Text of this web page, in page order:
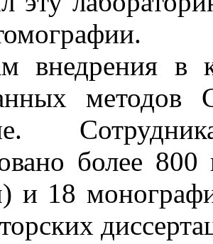
внедрения в
более
и 18